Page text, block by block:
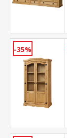
-35%